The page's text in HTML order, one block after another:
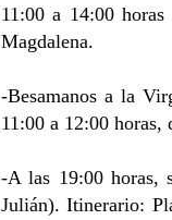
11:00 a 14:00
Magdalena.
-Besamanos a la
11:00 a 12:00 horas,
-A las 19:00 horas,
Julián). Itinerario: